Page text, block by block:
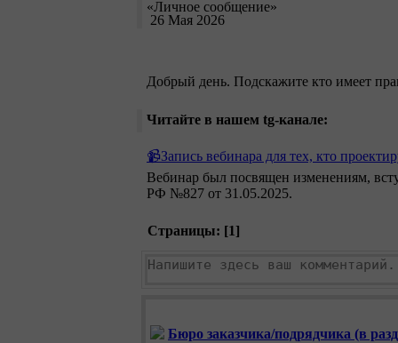
26 Мая 2026
Добрый день. Подскажите кто имеет
Читайте в нашем tg-канале:
📹Запись вебинара для тех, кто
Вебинар был посвящен изменениям,
РФ №827 от 31.05.2025.
Страницы: [1]
Бюро заказчика/подрядчика (в